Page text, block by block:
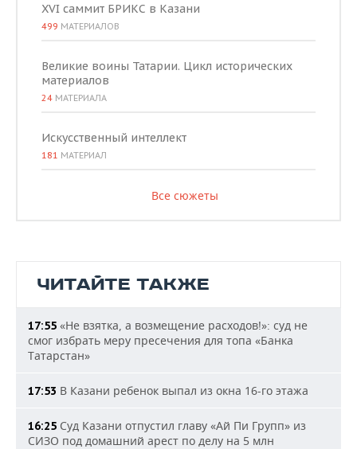
XVI саммит БРИКС в Казани
499 МАТЕРИАЛОВ
Великие воины Татарии. Цикл исторических
материалов
24 МАТЕРИАЛА
Искусственный интеллект
181 МАТЕРИАЛ
Все сюжеты
ЧИТАЙТЕ ТАКЖЕ
17:55 «Не взятка, а возмещение расходов!»: суд не
смог избрать меру пресечения для топа «Банка
Татарстан»
17:53 В Казани ребенок выпал из окна 16-го этажа
16:25 Суд Казани отпустил главу «Ай Пи Групп» из
СИЗО под домашний арест по делу на 5 млн